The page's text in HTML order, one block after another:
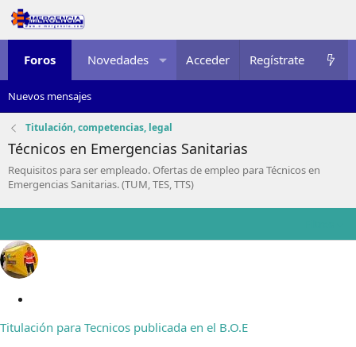
Foros Novedades Multimedia Recursos
Acceder Regístrate
Nuevos mensajes
Titulación, competencias, legal
Técnicos en Emergencias Sanitarias
Requisitos para ser empleado. Ofertas de empleo para Técnicos en
Emergencias Sanitarias. (TUM, TES, TTS)
c
Titulación para Tecnicos publicada en el B.O.E